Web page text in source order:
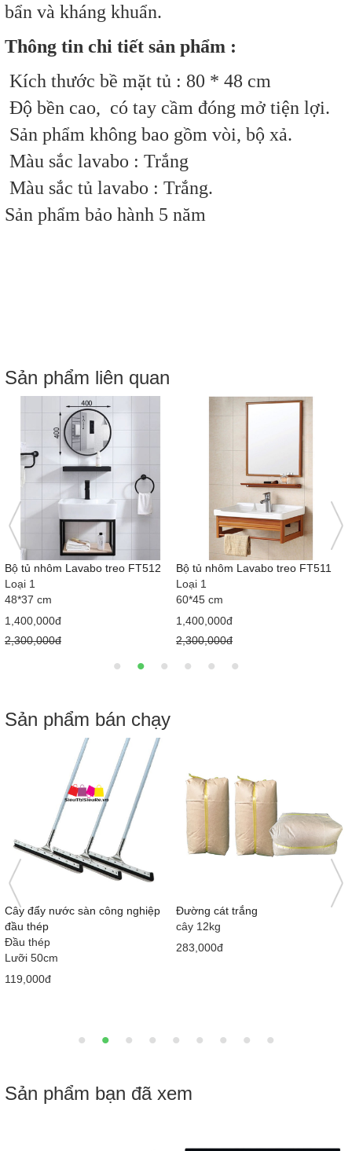
bẩn và kháng khuẩn.
Thông tin chi tiết sản phẩm :
Kích thước bề mặt tủ : 80 * 48 cm
Độ bền cao, có tay cầm đóng mở tiện lợi.
Sản phẩm không bao gồm vòi, bộ xả.
Màu sắc lavabo : Trắng
Màu sắc tủ lavabo : Trắng.
Sản phẩm bảo hành 5 năm
Sản phẩm liên quan
Bộ tủ nhôm Lavabo treo FT510
Loại 1
48*43 cm
2,150,000đ
3,000,000đ
Bộ tủ nhôm Lavabo treo FT509
Loại 1
80*45 cm
3,200,000đ
4,500,000đ
Sản phẩm bán chạy
Nước tương Mekong Nắp hồng
415ml x 12 chai
58,000đ
Bàn cầu 1 khối giá rẻ MS5001
Loại 1
710x380x630 mm
Sản phẩm bạn đã xem